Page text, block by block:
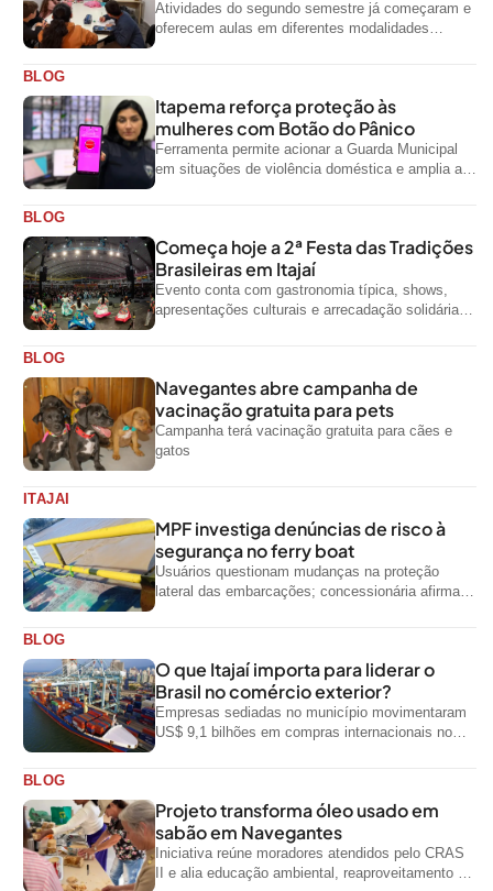
Atividades do segundo semestre já começaram e
oferecem aulas em diferentes modalidades
BLOG
Itapema reforça proteção às
mulheres com Botão do Pânico
Ferramenta permite acionar a Guarda Municipal
em situações de violência doméstica e amplia a
BLOG
Começa hoje a 2ª Festa das Tradições
Brasileiras em Itajaí
Evento conta com gastronomia típica, shows,
apresentações culturais e arrecadação solidária
BLOG
Navegantes abre campanha de
vacinação gratuita para pets
Campanha terá vacinação gratuita para cães e
gatos
ITAJAI
MPF investiga denúncias de risco à
segurança no ferry boat
Usuários questionam mudanças na proteção
lateral das embarcações; concessionária afirma
BLOG
O que Itajaí importa para liderar o
Brasil no comércio exterior?
Empresas sediadas no município movimentaram
US$ 9,1 bilhões em compras internacionais no
BLOG
Projeto transforma óleo usado em
sabão em Navegantes
Iniciativa reúne moradores atendidos pelo CRAS
II e alia educação ambiental, reaproveitamento de